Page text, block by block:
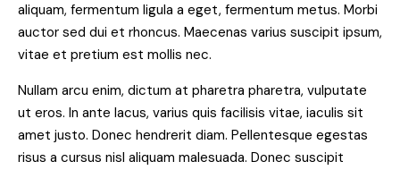
aliquam, fermentum ligula a eget, fermentum metus. Morbi
auctor sed dui et rhoncus. Maecenas varius suscipit ipsum,
vitae et pretium est mollis nec.
Nullam arcu enim, dictum at pharetra pharetra, vulputate
ut eros. In ante lacus, varius quis facilisis vitae, iaculis sit
amet justo. Donec hendrerit diam. Pellentesque egestas
risus a cursus nisl aliquam malesuada. Donec suscipit